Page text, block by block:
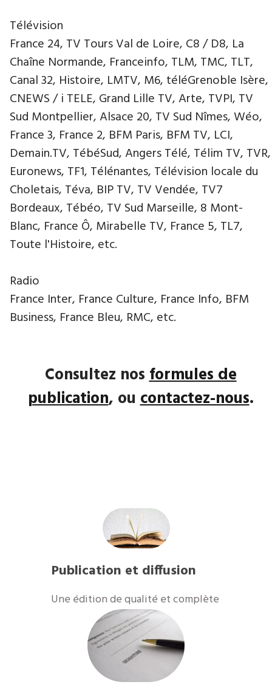
Télévision
France 24, TV Tours Val de Loire, C8 / D8, La
Chaîne Normande, Franceinfo, TLM, TMC, TLT,
Canal 32, Histoire, LMTV, M6, téléGrenoble Isère,
CNEWS / i TELE, Grand Lille TV, Arte, TVPI, TV
Sud Montpellier, Alsace 20, TV Sud Nîmes, Wéo,
France 3, France 2, BFM Paris, BFM TV, LCI,
Demain.TV, TébéSud, Angers Télé, Télim TV, TVR,
Euronews, TF1, Télénantes, Télévision locale du
Choletais, Téva, BIP TV, TV Vendée, TV7
Bordeaux, Tébéo, TV Sud Marseille, 8 Mont-
Blanc, France Ô, Mirabelle TV, France 5, TL7,
Toute l'Histoire, etc.
Radio
France Inter, France Culture, France Info, BFM
Business, France Bleu, RMC, etc.
Consultez nosformules de
publication, oucontactez-nous.
Publication et diffusion
​Une édition de qualité et complète